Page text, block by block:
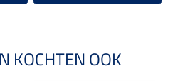
KOCHTEN OOK